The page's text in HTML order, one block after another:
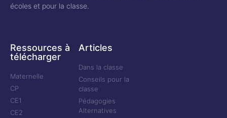
écoles et pour la classe.
Ressources à
télécharger
Maternelle
CP
CE1
CE2
Articles
Dans la classe
Conseils pour la
classe
Pédagogies
Alternatives